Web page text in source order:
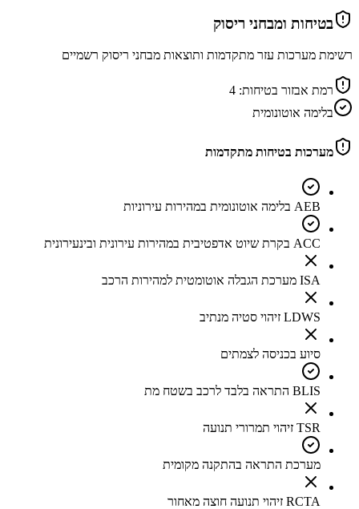
בטיחות ומבחני ריסוק
רשימת מערכות עזר מתקדמות ותוצאות מבחני ריסוק רשמיים
רמת אבזור בטיחות: 4
בלימה אוטונומית
מערכות בטיחות מתקדמות
AEB בלימה אוטונומית במהירות עירוניות
ACC בקרת שיוט אדפטיבית במהירות עירונית ובינעירונית
ISA מערכת הגבלה אוטומטית למהירות הרכב
LDWS זיהוי סטיה מנתיב
סיוע בכניסה לצמתים
BLIS התראה בלבד לרכב בשטח מת
TSR זיהוי תמרורי תנועה
מערכת התראה בהתקנה מקומית
RCTA זיהוי תנועה חוצה מאחור